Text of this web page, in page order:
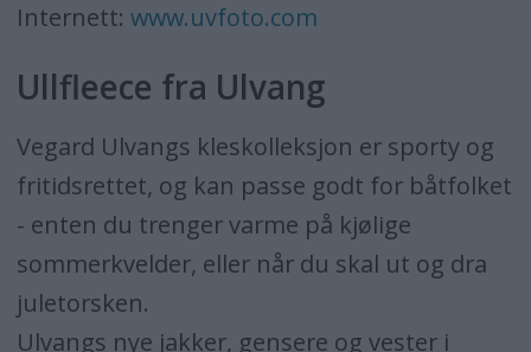
Internett: www.uvfoto.com
Ullfleece fra Ulvang
Vegard Ulvangs kleskolleksjon er sporty og
fritidsrettet, og kan passe godt for båtfolket
- enten du trenger varme på kjølige
sommerkvelder, eller når du skal ut og dra
juletorsken.
Ulvangs nye jakker, gensere og vester i